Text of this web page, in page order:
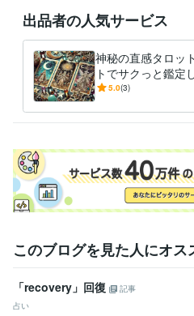
●自分を愛することで生活が激変！
毎日のジャーナリング
自分の感情に向き合う事を大切にして
少しずつ自分を好きになれるようにな
自分を愛せるようになると
世界が一気に輝きだすんです！
自信が生まれる、人間関係が良くなる
仕事も良い流れになる、愛を持って他
そんな幸せの連鎖を起こせるのが「セ
マーケティング / 広告・宣伝・プロモ
カスタマーサポート・カスタマーサ
営
経験年数 : 3年
ライフスタイル・その他 / 占い師
出品者の人気サービス
神秘の直感タロッ
トでサクっと鑑定
ロットで✨チャッ
5.0(3)
このブログを見た人にオス
「recovery」回復
記事
占い